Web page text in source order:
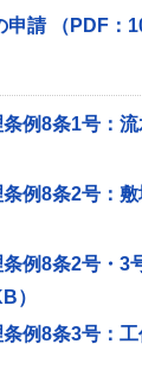
請 （PDF：
例8条1号：
例8条2号：
例8条2号・3
）
例8条3号：